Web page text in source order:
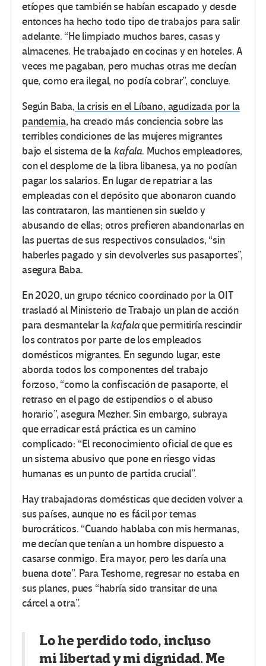
etíopes que también se habían escapado y desde
entonces ha hecho todo tipo de trabajos para salir
adelante. “He limpiado muchos bares, casas y
almacenes. He trabajado en cocinas y en hoteles. A
veces me pagaban, pero muchas otras me decían
que, como era ilegal, no podía cobrar”, concluye.
Según Baba, la crisis en el Líbano, agudizada por la
pandemia, ha creado más conciencia sobre las
terribles condiciones de las mujeres migrantes
bajo el sistema de la kafala. Muchos empleadores,
con el desplome de la libra libanesa, ya no podían
pagar los salarios. En lugar de repatriar a las
empleadas con el depósito que abonaron cuando
las contrataron, las mantienen sin sueldo y
abusando de ellas; otros prefieren abandonarlas en
las puertas de sus respectivos consulados, “sin
haberles pagado y sin devolverles sus pasaportes”,
asegura Baba.
En 2020, un grupo técnico coordinado por la OIT
trasladó al Ministerio de Trabajo un plan de acción
para desmantelar lakafalaque permitiría rescindir
los contratos por parte de los empleados
domésticos migrantes. En segundo lugar, este
aborda todos los componentes del trabajo
forzoso, “como la confiscación de pasaporte, el
retraso en el pago de estipendios o el abuso
horario”, asegura Mezher. Sin embargo, subraya
que erradicar está práctica es un camino
complicado: “El reconocimiento oficial de que es
un sistema abusivo que pone en riesgo vidas
humanas es un punto de partida crucial”.
Hay trabajadoras domésticas que deciden volver a
sus países, aunque no es fácil por temas
burocráticos. “Cuando hablaba con mis hermanas,
me decían que tenían a un hombre dispuesto a
casarse conmigo. Era mayor, pero les daría una
buena dote”. Para Teshome, regresar no estaba en
sus planes, pues “habría sido transitar de una
cárcel a otra”.
Lo he perdido todo, incluso
mi libertad y mi dignidad. Me